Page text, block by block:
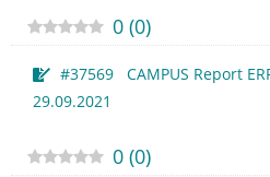
0 (0)
#37569 CAMPUS Report
29.09.2021
0 (0)